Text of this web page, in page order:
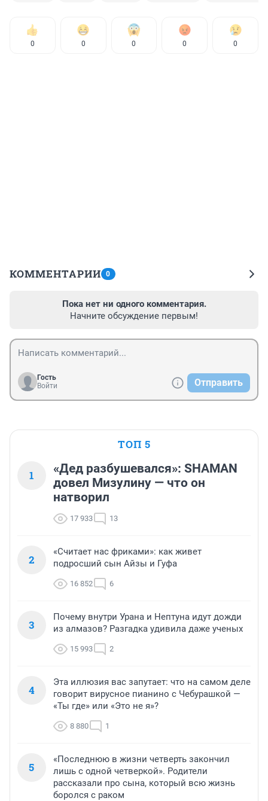
0 0 0 0 0
КОММЕНТАРИИ 0
Пока нет ни одного комментария.
Начните обсуждение первым!
Гость
Войти
Отправить
ТОП 5
1
«Дед разбушевался»: SHAMAN
довел Мизулину — что он
натворил
17 933 13
2
«Считает нас фриками»: как живет
подросший сын Айзы и Гуфа
16 852 6
3
Почему внутри Урана и Нептуна идут дожди
из алмазов? Разгадка удивила даже ученых
15 993 2
4
Эта иллюзия вас запутает: что на самом деле
говорит вирусное пианино с Чебурашкой —
«Ты где» или «Это не я»?
8 880 1
5
«Последнюю в жизни четверть закончил
лишь с одной четверкой». Родители
рассказали про сына, который всю жизнь
боролся с раком